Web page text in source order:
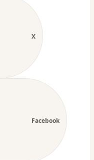
X
Facebook